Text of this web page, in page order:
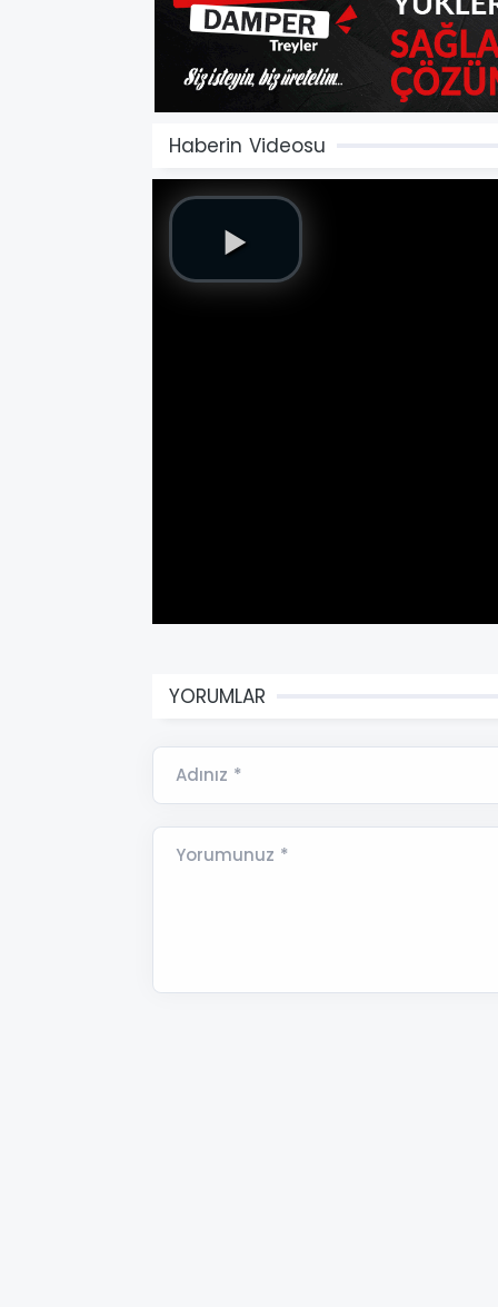
Haberin Videosu
YORUMLAR
Adınız *
Yorumunuz *